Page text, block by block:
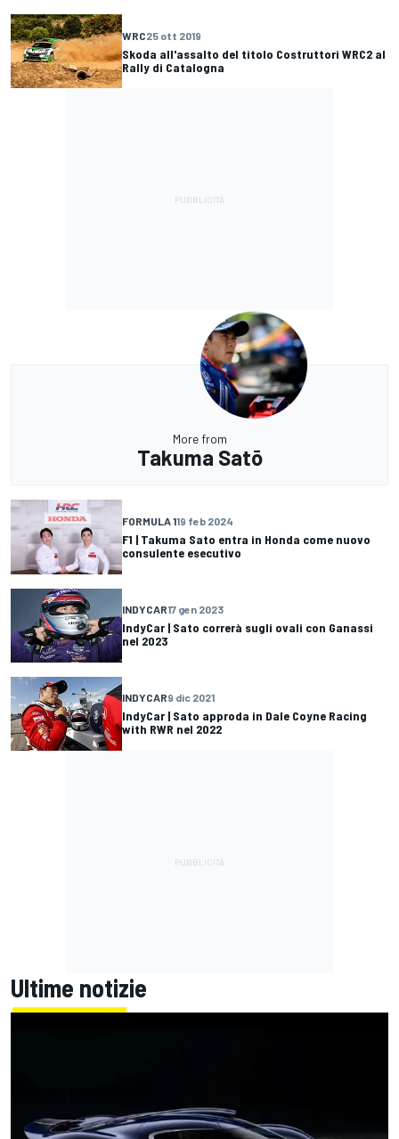
WRC25 ott 2019
Skoda all'assalto del titolo Costruttori WRC2 al
Rally di Catalogna
More from
Takuma Satō
FORMULA 119 feb 2024
F1 | Takuma Sato entra in Honda come nuovo
consulente esecutivo
INDYCAR17 gen 2023
IndyCar | Sato correrà sugli ovali con Ganassi
nel 2023
INDYCAR9 dic 2021
IndyCar | Sato approda in Dale Coyne Racing
with RWR nel 2022
Ultime notizie